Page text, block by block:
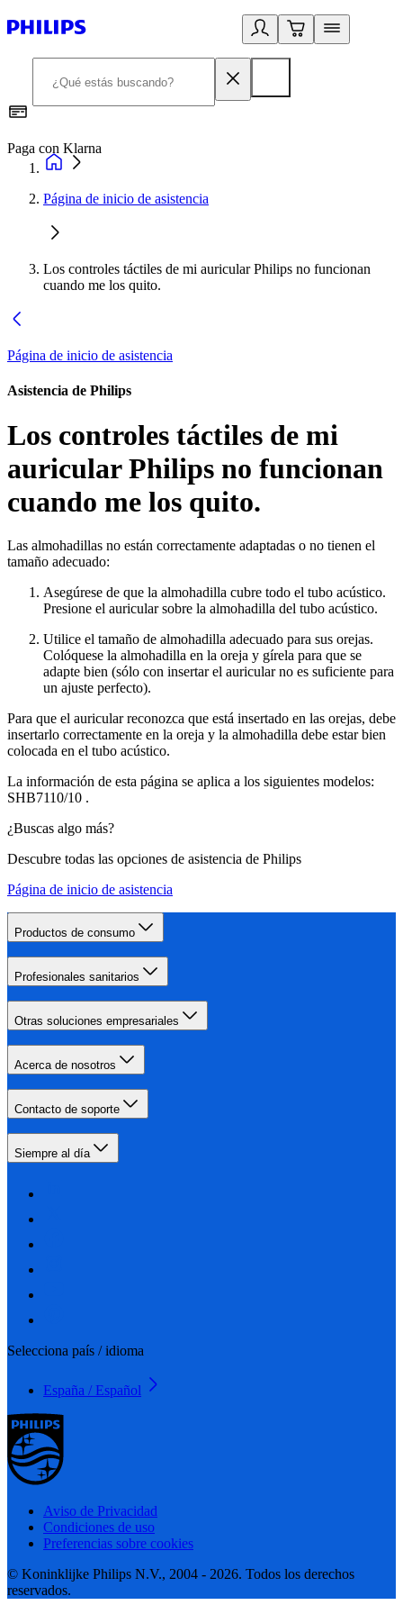
Paga con Klarna
Página de inicio de asistencia
Los controles táctiles de mi auricular Philips no funcionan
cuando me los quito.
Página de inicio de asistencia
Asistencia de Philips
Los controles táctiles de mi
auricular Philips no funcionan
cuando me los quito.
Las almohadillas no están correctamente adaptadas o no tienen el
tamaño adecuado:
Asegúrese de que la almohadilla cubre todo el tubo acústico.
Presione el auricular sobre la almohadilla del tubo acústico.
Utilice el tamaño de almohadilla adecuado para sus orejas.
Colóquese la almohadilla en la oreja y gírela para que se
adapte bien (sólo con insertar el auricular no es suficiente para
un ajuste perfecto).
Para que el auricular reconozca que está insertado en las orejas, debe
insertarlo correctamente en la oreja y la almohadilla debe estar bien
colocada en el tubo acústico.
La información de esta página se aplica a los siguientes modelos:
SHB7110/10 .
¿Buscas algo más?
Descubre todas las opciones de asistencia de Philips
Página de inicio de asistencia
Productos de consumo
Profesionales sanitarios
Otras soluciones empresariales
Acerca de nosotros
Contacto de soporte
Siempre al día
Selecciona país / idioma
España / Español
Aviso de Privacidad
Condiciones de uso
Preferencias sobre cookies
© Koninklijke Philips N.V., 2004 - 2026. Todos los derechos
reservados.